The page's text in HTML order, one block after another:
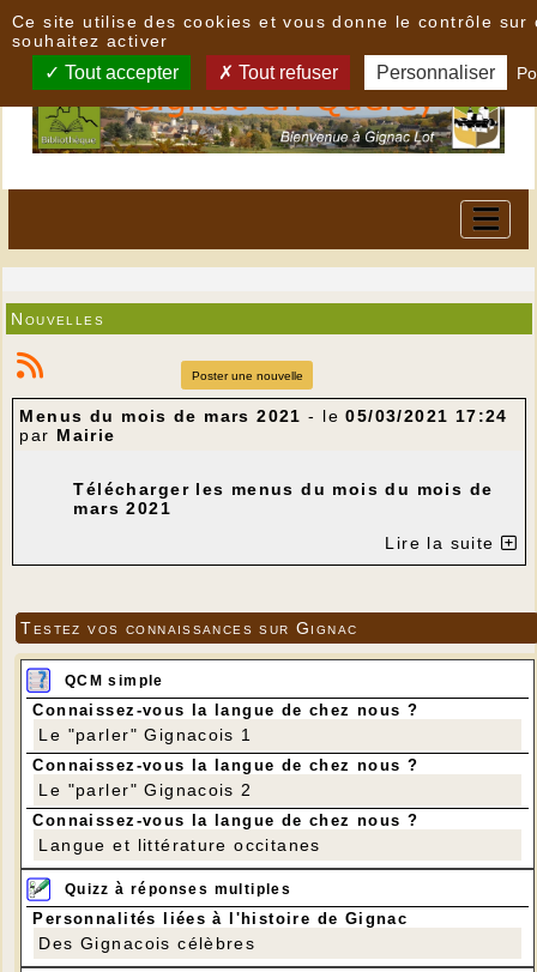
Nouvelles
Poster une nouvelle
Menus du mois de mars 2021 - le05/03/2021 17:24
par Mairie
Télécharger les menus du mois du mois de
mars 2021
Lire la suite
Testez vos connaissances sur Gignac
QCM simple
Connaissez-vous la langue de chez nous ?
Le "parler" Gignacois 1
Connaissez-vous la langue de chez nous ?
Le "parler" Gignacois 2
Connaissez-vous la langue de chez nous ?
Langue et littérature occitanes
Quizz à réponses multiples
Personnalités liées à l'histoire de Gignac
Des Gignacois célèbres
Ce site utilise des cookies et vous donne le contrôle sur
souhaitez activer
Tout accepter Tout refuser Personnaliser